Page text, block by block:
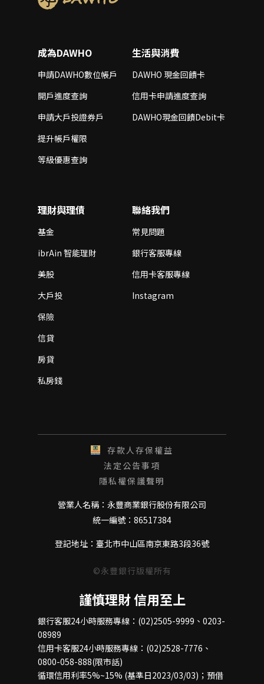
成為DAWHO
申請DAWHO數位帳戶
開戶進度查詢
申請大戶投證券戶
提升帳戶權限
等級優惠查詢
生活與消費
DAWHO 現金回饋卡
信用卡申請進度查詢
DAWHO現金回饋Debit卡
理財與理債
基金
ibrAin 智能理財
美股
大戶投
保險
信貸
房貸
私房錢
聯絡我們
常見問題
銀行客服專線
信用卡客服專線
Instagram
存款人存保權益
法定公告事項
隱私權保護聲明
營業人名稱：永豐商業銀行股份有限公司
統一編號：86517384
登記地址：臺北市中山區南京東路3段36號
©永豐銀行版權所有
謹慎理財 信用至上
銀行客服24小時服務專線：(02)2505-9999、0203-
08989
信用卡客服24小時服務專線：(02)2528-7776、
0800-058-888(限市話)
循環信用利率5%~15% (基準日2023/03/03)；預借